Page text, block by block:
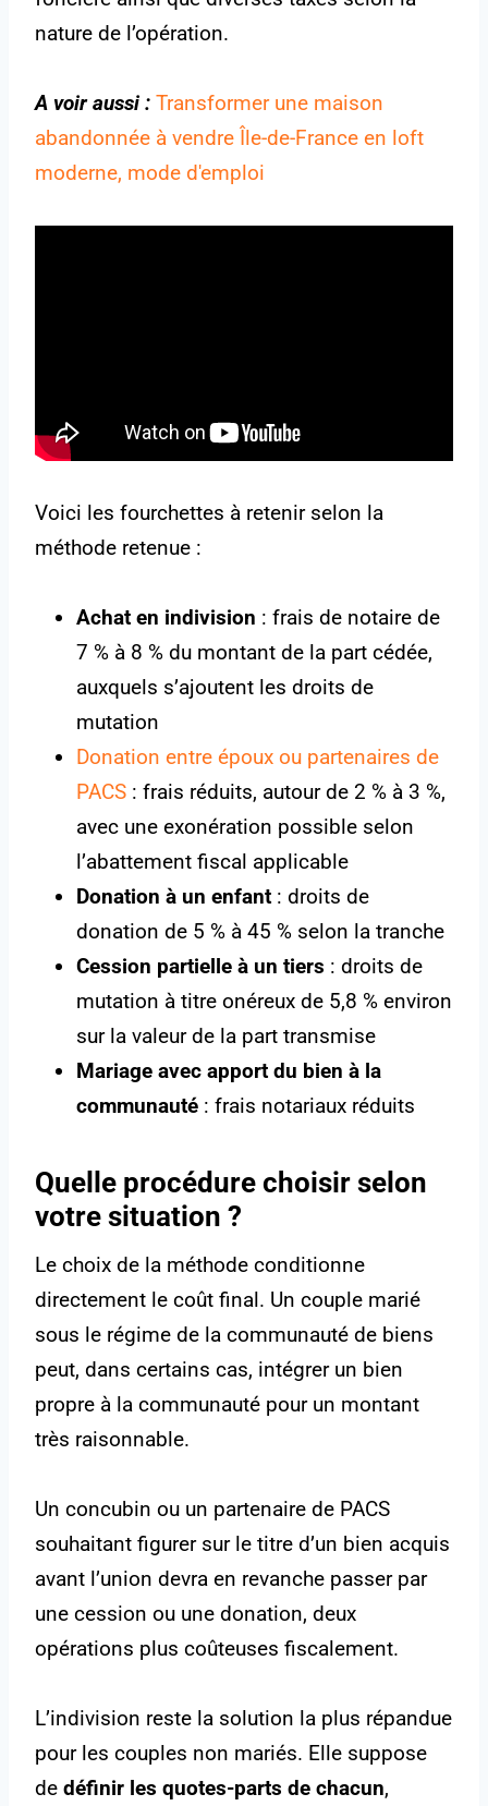
nature de l’opération.
A voir aussi : Transformer une maison
abandonnée à vendre Île-de-France en loft
moderne, mode d'emploi
Voici les fourchettes à retenir selon la
méthode retenue :
Achat en indivision : frais de notaire de
7 % à 8 % du montant de la part cédée,
auxquels s’ajoutent les droits de
mutation
Donation entre époux ou partenaires de
PACS : frais réduits, autour de 2 % à 3 %,
avec une exonération possible selon
l’abattement fiscal applicable
Donation à un enfant : droits de
donation de 5 % à 45 % selon la tranche
Cession partielle à un tiers : droits de
mutation à titre onéreux de 5,8 % environ
sur la valeur de la part transmise
Mariage avec apport du bien à la
communauté : frais notariaux réduits
Quelle procédure choisir selon
votre situation ?
Le choix de la méthode conditionne
directement le coût final. Un couple marié
sous le régime de la communauté de biens
peut, dans certains cas, intégrer un bien
propre à la communauté pour un montant
très raisonnable.
Un concubin ou un partenaire de PACS
souhaitant figurer sur le titre d’un bien acquis
avant l’union devra en revanche passer par
une cession ou une donation, deux
opérations plus coûteuses fiscalement.
L’indivision reste la solution la plus répandue
pour les couples non mariés. Elle suppose
de définir les quotes-parts de chacun,